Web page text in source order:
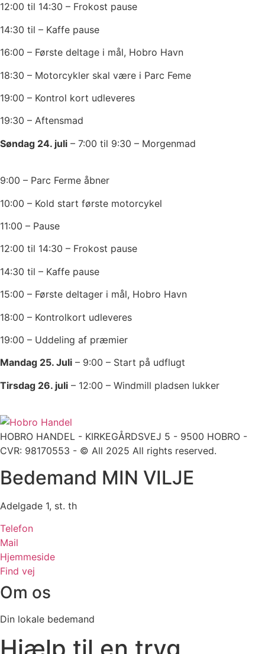
12:00 til 14:30 – Frokost pause
14:30 til – Kaffe pause
16:00 – Første deltage i mål, Hobro Havn
18:30 – Motorcykler skal være i Parc Feme
19:00 – Kontrol kort udleveres
19:30 – Aftensmad
Søndag 24. juli – 7:00 til 9:30 – Morgenmad
9:00 – Parc Ferme åbner
10:00 – Kold start første motorcykel
11:00 – Pause
12:00 til 14:30 – Frokost pause
14:30 til – Kaffe pause
15:00 – Første deltager i mål, Hobro Havn
18:00 – Kontrolkort udleveres
19:00 – Uddeling af præmier
Mandag 25. Juli – 9:00 – Start på udflugt
Tirsdag 26. juli – 12:00 – Windmill pladsen lukker
HOBRO HANDEL - KIRKEGÅRDSVEJ 5 - 9500 HOBRO -
CVR: 98170553 - © All 2025 All rights reserved.
Bedemand MIN VILJE
Adelgade 1, st. th
Telefon
Mail
Hjemmeside
Find vej
Om os
Din lokale bedemand